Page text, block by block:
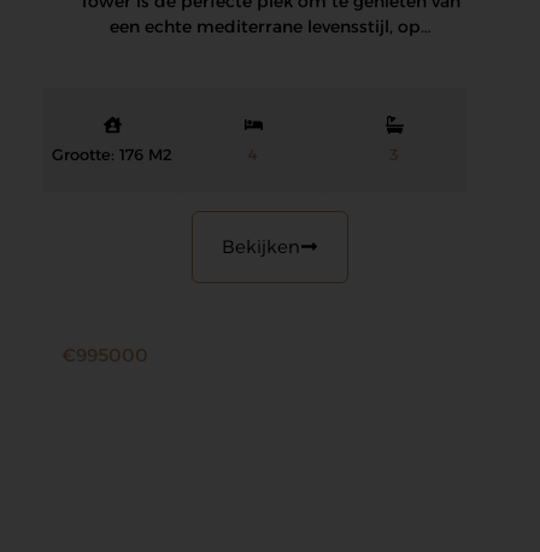
een echte mediterrane levensstijl, op…
Grootte: 176 M2 4 3
Bekijken
€995000